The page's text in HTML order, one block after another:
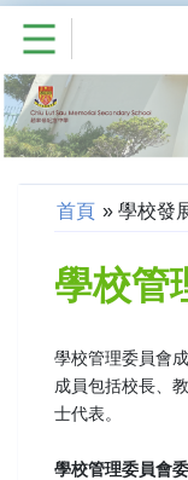
首頁 » 學校發
學校管
學校管理委員會
成員包括校長、
士代表。
學校管理委員會